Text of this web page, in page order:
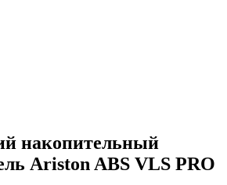
накопительный
Ariston ABS VLS PRO